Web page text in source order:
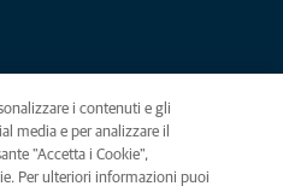
domestico
i contenuti e gli
media e per analizzare il
"Accetta i Cookie",
Per ulteriori informazioni puoi